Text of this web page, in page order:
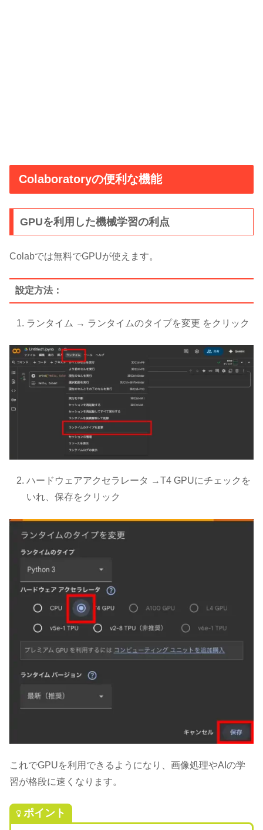
Colaboratoryの便利な機能
GPUを利用した機械学習の利点
Colabでは無料でGPUが使えます。
設定方法：
ランタイム → ランタイムのタイプを変更 をクリック
ハードウェアアクセラレータ →T4 GPUにチェックを
いれ、保存をクリック
これでGPUを利用できるようになり、画像処理やAIの学
習が格段に速くなります。
ポイント